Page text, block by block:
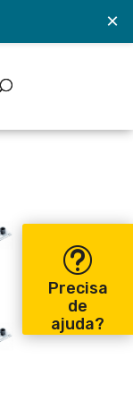
×
Precisa
de
ajuda?